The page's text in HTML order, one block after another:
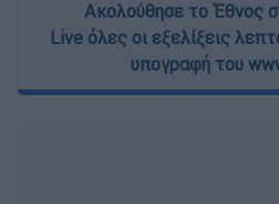
Ακολούθησε το Έθνος
Live όλες οι εξελίξεις
υπογραφή του